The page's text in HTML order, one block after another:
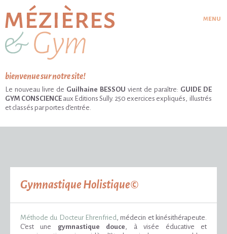
menu
bienvenue sur notre site!
Le nouveau livre de Guilhaine BESSOU vient de paraître: GUIDE DE
GYM CONSCIENCE aux Editions Sully. 250 exercices expliqués, illustrés
et classés par portes d’entrée.
Gymnastique Holistique©
Méthode du Docteur Ehrenfried, médecin et kinésithérapeute.
C’est une gymnastique douce, à visée éducative et